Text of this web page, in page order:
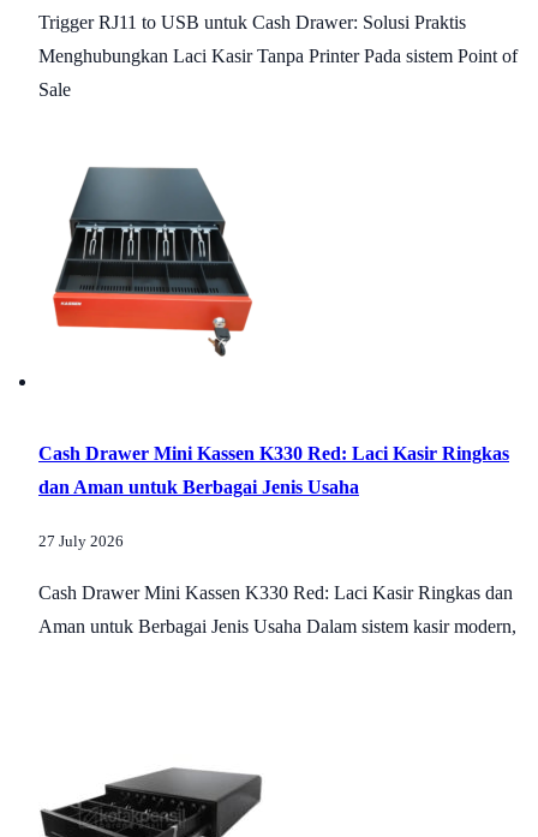
Trigger RJ11 to USB untuk Cash Drawer: Solusi Praktis
Menghubungkan Laci Kasir Tanpa Printer Pada sistem Point of
Sale
Cash Drawer Mini Kassen K330 Red: Laci Kasir Ringkas
dan Aman untuk Berbagai Jenis Usaha
27 July 2026
Cash Drawer Mini Kassen K330 Red: Laci Kasir Ringkas dan
Aman untuk Berbagai Jenis Usaha Dalam sistem kasir modern,